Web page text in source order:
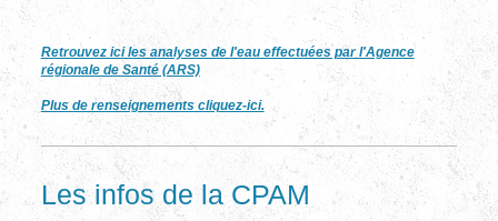
Retrouvez ici les analyses de l'eau effectuées par l'Agence
régionale de Santé (ARS)
Plus de renseignements cliquez-ici.
Les infos de la CPAM